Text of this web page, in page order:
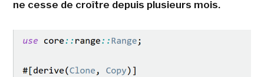
ne cesse de croître depuis plusieurs mois.